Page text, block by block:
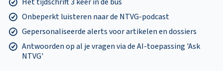
Onbeperkt luisteren naar de NTVG-podcast
Gepersonaliseerde alerts voor artikelen en dossiers
Antwoorden op al je vragen via de AI-toepassing 'Ask
NTVG'